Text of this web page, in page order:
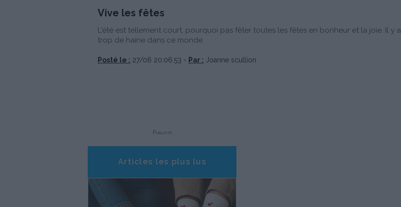
Vive les fêtes
L'été est tellement court, pourquoi pas fêter toutes les fêtes en bonheur et la joie. Il y a
trop de haine dans ce monde.
Posté le : 27/06 20:06:53 - Par : Joanne scullion
Publicité
Articles les plus lus